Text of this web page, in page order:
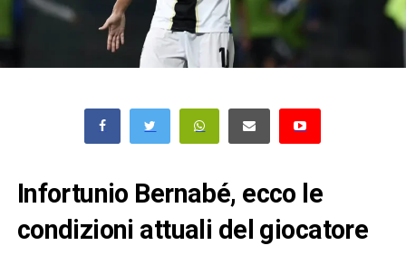
Infortunio Bernabé, ecco le
condizioni attuali del giocatore